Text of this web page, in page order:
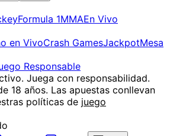
Formula 1MMAEn Vivo
en VivoCrash GamesJackpotMesa
Responsable
Juega con responsabilidad.
18 años. Las apuestas conllevan
políticas de juego